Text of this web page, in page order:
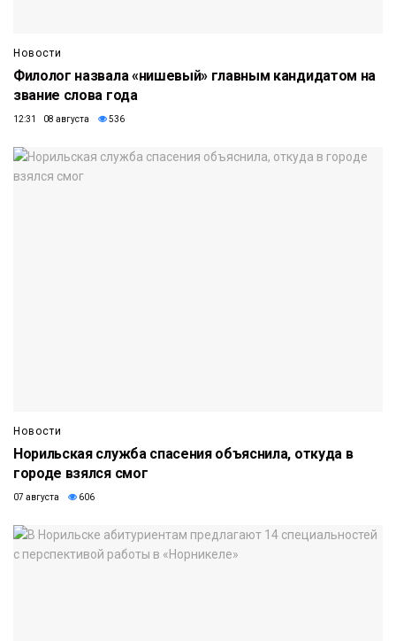
Новости
Филолог назвала «нишевый» главным кандидатом на
звание слова года
12:31 08 августа 536
Новости
Норильская служба спасения объяснила, откуда в
городе взялся смог
07 августа 606